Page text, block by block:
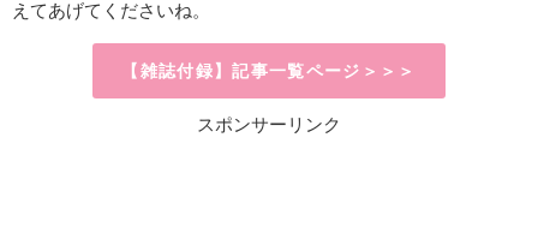
えてあげてくださいね。
【雑誌付録】記事一覧ページ＞＞＞
スポンサーリンク